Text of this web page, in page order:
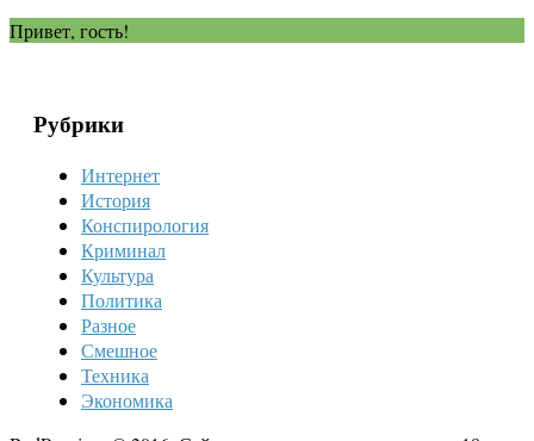
Привет, гость!
Рубрики
Интернет
История
Конспирология
Криминал
Культура
Политика
Разное
Смешное
Техника
Экономика